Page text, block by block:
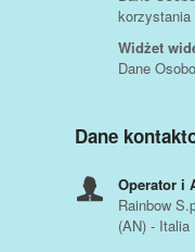
Widżet
Dane
Dane
Operator i
Rainbow
(AN) - Italia